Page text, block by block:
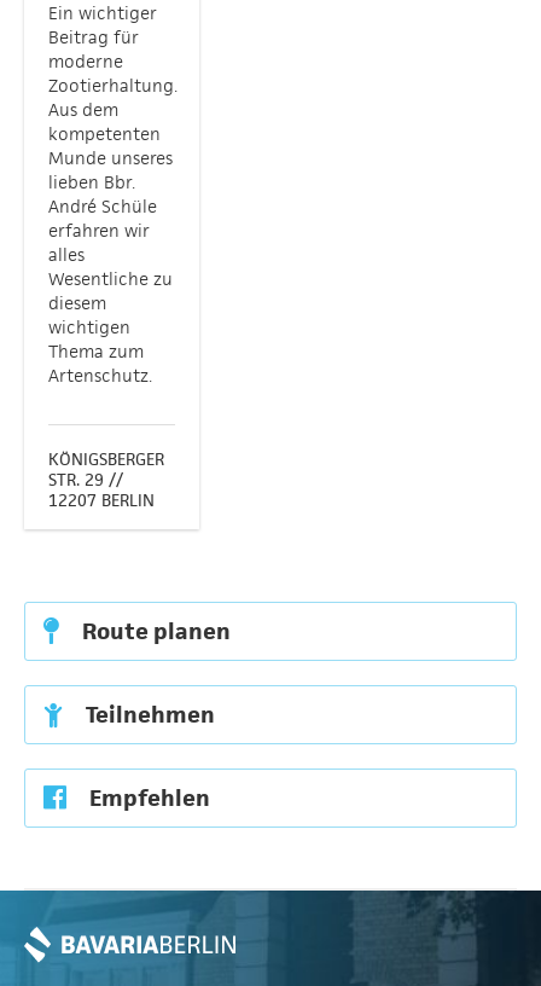
Ein wichtiger
Beitrag für
moderne
Zootierhaltung.
Aus dem
kompetenten
Munde unseres
lieben Bbr.
André Schüle
erfahren wir
alles
Wesentliche zu
diesem
wichtigen
Thema zum
Artenschutz.
KÖNIGSBERGER
STR. 29 //
12207 BERLIN
Route planen
Teilnehmen
Empfehlen